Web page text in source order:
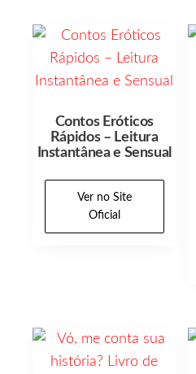
Contos Eróticos
Rápidos – Leitura
Instantânea e Sensual
Ver no Site
Oficial